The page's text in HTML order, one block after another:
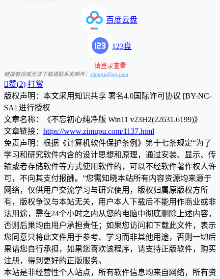
百度云盘
123盘
请登录查看
链接有误或无法下载请联系发邮件： zimupu@qq.com
赞(2) 打赏
版权声明：本文采用知识共享 署名4.0国际许可协议 [BY-NC-
SA] 进行授权
文章名称：《不忘初心纯净版 Win11 v23H2(22631.6199)》
文章链接： https://www.zimupu.com/1137.html
免责声明：根据《计算机软件保护条例》第十七条规定“为了
学习和研究软件内含的设计思想和原理，通过安装、显示、传
输或者存储软件等方式使用软件的，可以不经软件著作权人许
可，不向其支付报酬。”您需知晓本站所有内容资源均来源于
网络，仅供用户交流学习与研究使用，版权归属原版权方所
有，版权争议与本站无关，用户本人下载后不能用作商业或非
法用途，需在24个小时之内从您的电脑中彻底删除上述内容，
否则后果均由用户承担责任；如果您访问和下载此文件，表示
您同意只将此文件用于参考、学习而非其他用途，否则一切后
果请您自行承担，如果您喜欢该程序，请支持正版软件，购买
注册，得到更好的正版服务。
本站是非经营性个人站点，所有软件信息均来自网络，所有资